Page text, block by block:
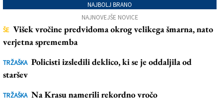
NAJBOLJ BRANO
NAJNOVEJŠE NOVICE
ŠE Višek vročine predvidoma okrog velikega šmarna, nato
verjetna sprememba
TRŽAŠKA Policisti izsledili deklico, ki se je oddaljila od
staršev
TRŽAŠKA Na Krasu namerili rekordno vročo